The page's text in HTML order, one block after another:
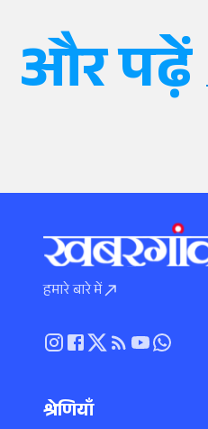
और पढ़ें
हमारे बारे में
श्रेणियाँ